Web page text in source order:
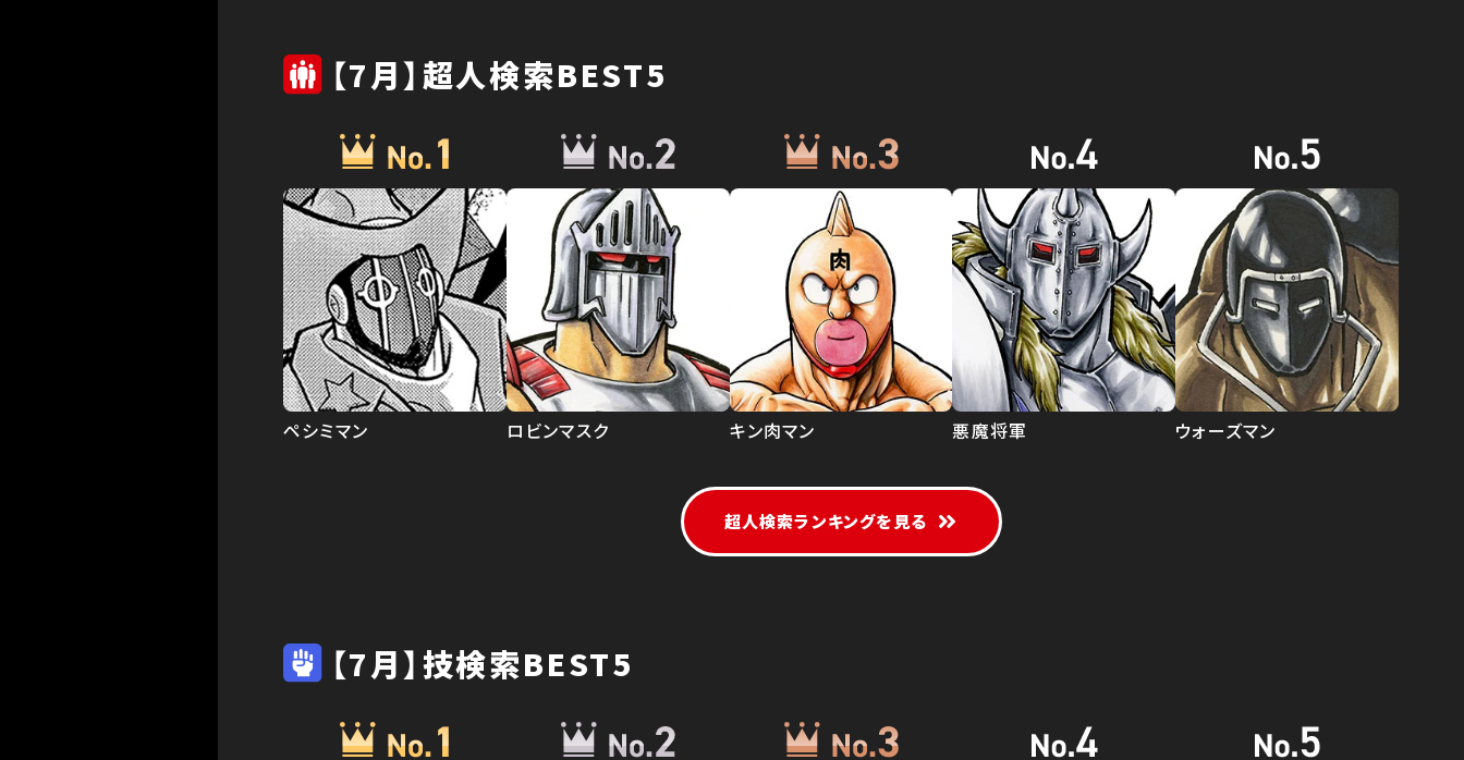
【7月】超人検索BEST5
ペシミマン ロビンマスク キン肉マン 悪魔将軍 ウォーズマン
超人検索ランキングを見る
【7月】技検索BEST5